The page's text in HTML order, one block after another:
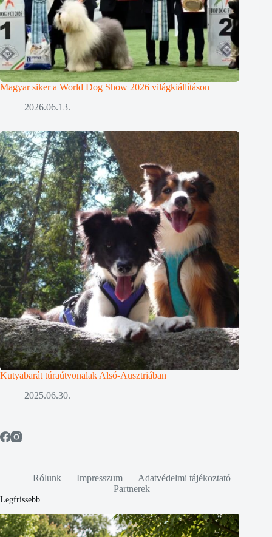
Magyar siker a World Dog Show 2026 világkiállításon
2026.06.13.
Kutyabarát túraútvonalak Alsó-Ausztriában
2025.06.30.
Rólunk Impresszum
Adatvédelmi tájékoztató
Partnerek
Legfrissebb